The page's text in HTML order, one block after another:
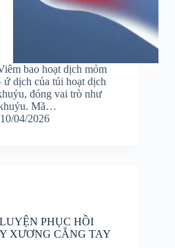
bao hoạt dịch mỏm
dịch của túi hoạt dịch
đóng vai trò như
Mã…
10/04/2026
PHỤC HỒI
XƯƠNG CẲNG TAY